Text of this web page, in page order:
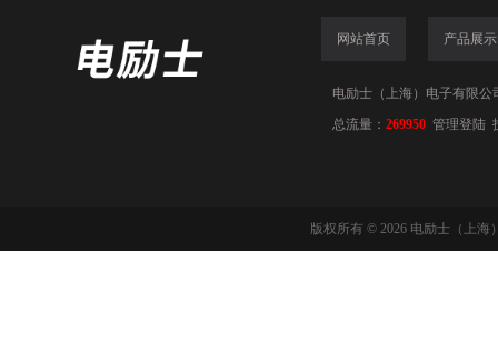
网站首页 产品展示
电励士（上海）电子有限公
总流量： 269950 管理登陆
版权所有 © 2026 电励士（上